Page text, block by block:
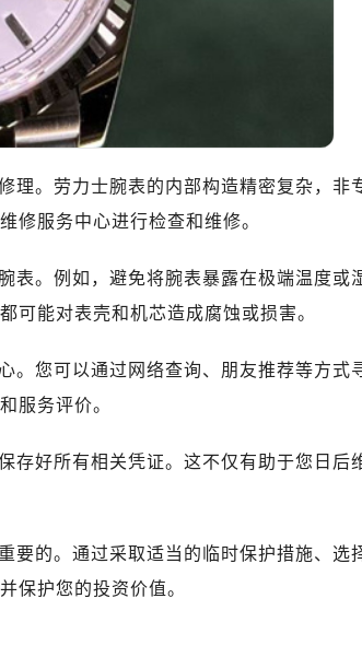
室（需提前预约）
室（需提前预约）
写字楼（芙蓉广场）10层13室（需提前预约
需提前预约）
店）3层整层（需提前预约）
店）1层整层（需提前预约）
17层17-B（需提前预约）
03室（需提前预约，营业时间：8:30-18:30
预约）
907室（需提前预约）
室（需提前预约）
层08室（需提前预约）
提前预约）
（需提前预约）
室（需提前预约）
理。劳力士腕表的内部构造精密复杂，非
修服务中心进行检查和维修。
表。例如，避免将腕表暴露在极端温度或
可能对表壳和机芯造成腐蚀或损害。
。您可以通过网络查询、朋友推荐等方式
服务评价。
存好所有相关凭证。这不仅有助于您日后
要的。通过采取适当的临时保护措施、选
保护您的投资价值。